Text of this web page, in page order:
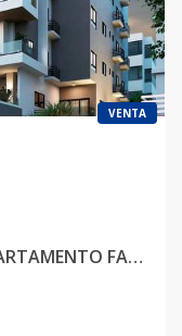
VENTA
EN EL MILLON PROYECTO DE APARTAMENTO FAMILIAR, 3 HABITACIONES